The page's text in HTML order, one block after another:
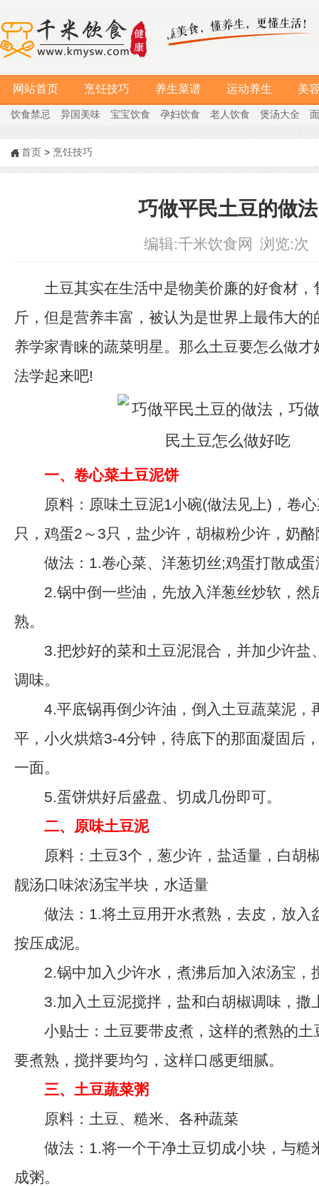
网站首页 烹饪技巧 养生菜谱 运动养生 美
饮食禁忌 异国美味 宝宝饮食 孕妇饮食 老人饮食 煲汤大全
首页 > 烹饪技巧
巧做平民土豆的做法
编辑:千米饮食网 浏览:次
土豆其实在生活中是物美价廉的好食材，
斤，但是营养丰富，被认为是世界上最伟大
养学家青睐的蔬菜明星。那么土豆要怎么做
法学起来吧!
一、卷心菜土豆泥饼
原料：原味土豆泥1小碗(做法见上)，卷心
只，鸡蛋2～3只，盐少许，胡椒粉少许，奶酪
做法：1.卷心菜、洋葱切丝;鸡蛋打散成蛋
2.锅中倒一些油，先放入洋葱丝炒软，然
熟。
3.把炒好的菜和土豆泥混合，并加少许盐
调味。
4.平底锅再倒少许油，倒入土豆蔬菜泥，
平，小火烘焙3-4分钟，待底下的那面凝固后
一面。
5.蛋饼烘好后盛盘、切成几份即可。
二、原味土豆泥
原料：土豆3个，葱少许，盐适量，白胡
靓汤口味浓汤宝半块，水适量
做法：1.将土豆用开水煮熟，去皮，放入
按压成泥。
2.锅中加入少许水，煮沸后加入浓汤宝，
3.加入土豆泥搅拌，盐和白胡椒调味，撒
小贴士：土豆要带皮煮，这样的煮熟的土
要煮熟，搅拌要均匀，这样口感更细腻。
三、土豆蔬菜粥
原料：土豆、糙米、各种蔬菜
做法：1.将一个干净土豆切成小块，与糙
成粥。